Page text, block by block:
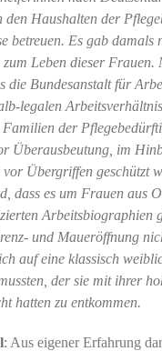
den Haushalten der
betreuen. Es gab damals
Leben dieser Frauen.
die Bundesanstalt für
legalen
der
Überausbeutung, im
Übergriffen geschützt
dass es um Frauen aus
Arbeitsbiographien
und Maueröffnung
auf eine klassisch
der sie mit ihrer
hatten zu entkommen.
: Aus eigener Erfahrung